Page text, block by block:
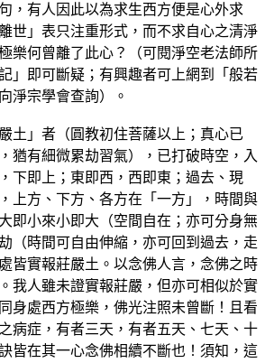
，有人因此以為求生西方便是心外求
世」表只注重形式，而不求自心之清淨
樂何曾離了此心？（可閱淨空老法師所
」即可斷疑；有興趣者可上網到「般若
淨宗學會查詢）。
土」者（圓教初住菩薩以上；真心已
猶有細微累劫習氣），已打破時空，入
下即上；東即西，西即東；過去、現
上方、下方、各方在「一方」，時間與
即小來小即大（空間自在；亦可分身無
（時間可自由伸縮，亦可回到過去，走
皆實報莊嚴土。以念佛人言，念佛之時
我人雖未證實報莊嚴，但亦可相似於實
身處西方極樂，佛光注照未曾斷！且看
病症，有者三天，有者五天、七天、十
皆在其一心念佛相續不斷也！須知，這